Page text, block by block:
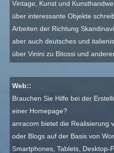
Vintage, Kunst und
über interessante Objekte
Arbeiten der Richtung
aber auch deutsches und
über Vinini zu Bitossi und
Web::
Brauchen Sie Hilfe bei der
einer Homepage?
anracom bietet die Realisierung
oder Blogs auf der Basis von
Smartphones, Tablets, Desktop-